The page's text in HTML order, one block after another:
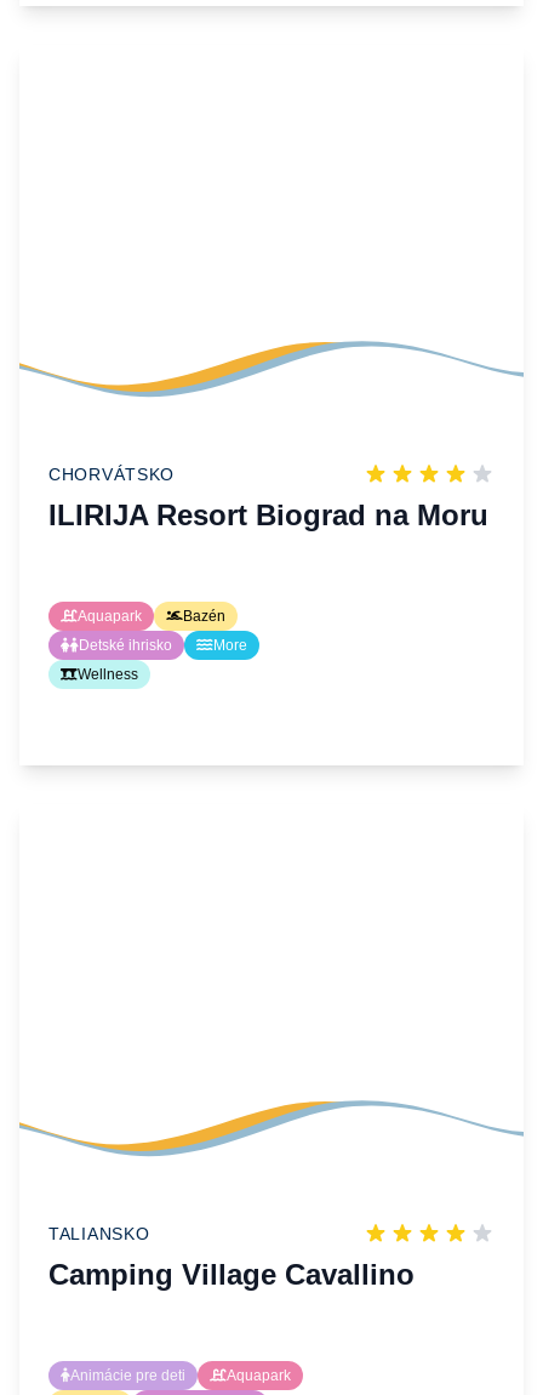
CHORVÁTSKO
ILIRIJA Resort Biograd na Moru
Aquapark
Bazén
Detské ihrisko
More
Wellness
TALIANSKO
Camping Village Cavallino
Animácie pre deti
Aquapark